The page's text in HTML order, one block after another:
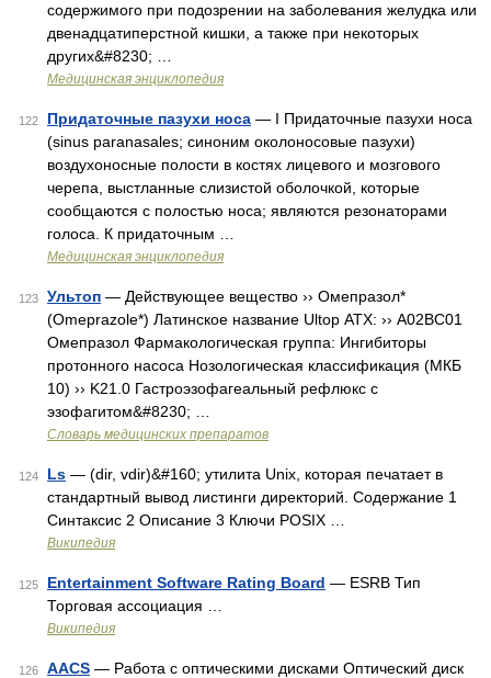
содержимого при подозрении на заболевания желудка или
двенадцатиперстной кишки, а также при некоторых
других&#8230; …
Медицинская энциклопедия
122 Придаточные пазухи носа — I Придаточные пазухи носа
(sinus paranasales; синоним околоносовые пазухи)
воздухоносные полости в костях лицевого и мозгового
черепа, выстланные слизистой оболочкой, которые
сообщаются с полостью носа; являются резонаторами
голоса. К придаточным …
Медицинская энциклопедия
123 Ультоп — Действующее вещество ›› Омепразол*
(Omeprazole*) Латинское название Ultop АТХ: ›› A02BC01
Омепразол Фармакологическая группа: Ингибиторы
протонного насоса Нозологическая классификация (МКБ
10) ›› K21.0 Гастроэзофагеальный рефлюкс с
эзофагитом&#8230; …
Словарь медицинских препаратов
124 Ls — (dir, vdir)&#160; утилита Unix, которая печатает в
стандартный вывод листинги директорий. Содержание 1
Синтаксис 2 Описание 3 Ключи POSIX …
Википедия
125 Entertainment Software Rating Board — ESRB Тип
Торговая ассоциация …
Википедия
126 AACS — Работа с оптическими дисками Оптический диск